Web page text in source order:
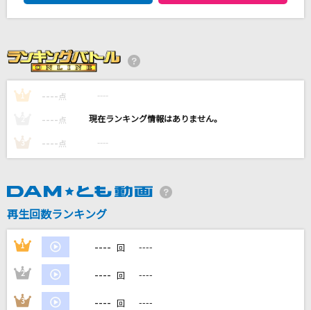
Mrs. GREEN APPLE
モス(ビデオクリップバージョン)
サカナクション
[生音]Wing
go!go!vanillas
カラオケ最新情報をチェック！
1 ---- 点 ----
---- 点 ----
3 ---- 点 ----
再生回数ランキング
1 ---- 回 ----
2 ---- 回 ----
3 ---- 回 ----